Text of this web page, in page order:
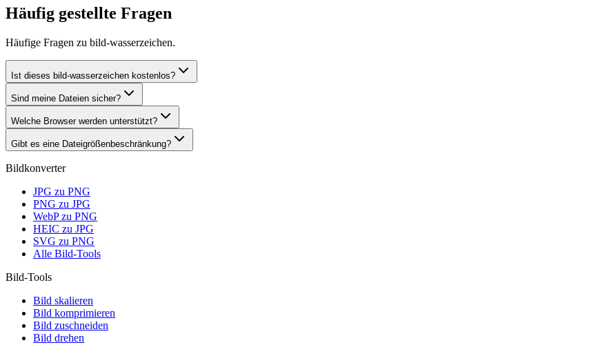
Häufig gestellte Fragen
Häufige Fragen zu bild-wasserzeichen.
Ist dieses bild-wasserzeichen kostenlos?
Sind meine Dateien sicher?
Welche Browser werden unterstützt?
Gibt es eine Dateigrößenbeschränkung?
Bildkonverter
JPG zu PNG
PNG zu JPG
WebP zu PNG
HEIC zu JPG
SVG zu PNG
Alle Bild-Tools
Bild-Tools
Bild skalieren
Bild komprimieren
Bild zuschneiden
Bild drehen